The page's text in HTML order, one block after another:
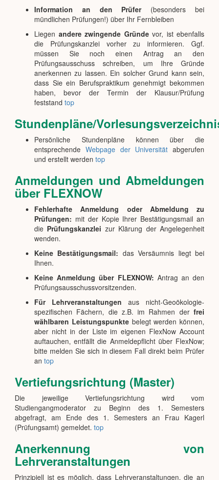
Information an den Prüfer(besonders bei
mündlichen Prüfungen!) über Ihr Fernbleiben
Liegen andere zwingende Gründevor, ist ebenfalls
die Prüfungskanzlei vorher zu informieren. Ggf.
müssen Sie noch einen Antrag an den
Prüfungsausschuss schreiben, um Ihre Gründe
anerkennen zu lassen. Ein solcher Grund kann sein,
dass Sie ein Berufspraktikum genehmigt bekommen
haben, bevor der Termin der Klausur/Prüfung
feststand top
Stundenpläne/
Persönliche Stundenpläne können über die
entsprechende Webpage der Universität abgerufen
und erstellt werden top
Anmeldungen und Abmeldungen
über FLEXNOW
Fehlerhafte Anmeldung oder Abmeldung zu
Prüfungen: mit der Kopie Ihrer Bestätigungsmail an
die Prüfungskanzlei zur Klärung der Angelegenheit
wenden.
Keine Bestätigungsmail: das Versäumnis liegt bei
Ihnen.
Keine Anmeldung über FLEXNOW: Antrag an den
Prüfungsausschussvorsitzenden.
Für Lehrveranstaltungen aus nicht-Geoökologie-
spezifischen Fächern, die z.B. im Rahmen der frei
wählbaren Leistungspunktebelegt werden können,
aber nicht in der Liste im eigenen FlexNow Account
auftauchen, entfällt die Anmeldepflicht über FlexNow;
bitte melden Sie sich in diesem Fall direkt beim Prüfer
an top
Vertiefungsrichtung (Master)
Die jeweilige Vertiefungsrichtung wird vom
Studiengangmoderator zu Beginn des 1. Semesters
abgefragt, am Ende des 1. Semesters an Frau Kagerl
(Prüfungsamt) gemeldet. top
Anerkennung von
Lehrveranstaltungen
Prinzipiell ist es möglich, dass Lehrveranstaltungen, die an